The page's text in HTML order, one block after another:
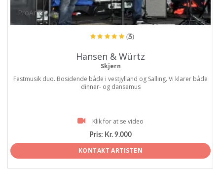
ProArtist
(3)
Hansen & Würtz
Skjern
Festmusik duo. Bosidende både i vestjylland og Salling. Vi klarer både
dinner- og dansemus
Klik for at se video
Pris: Kr. 9.000
KONTAKT ARTISTEN